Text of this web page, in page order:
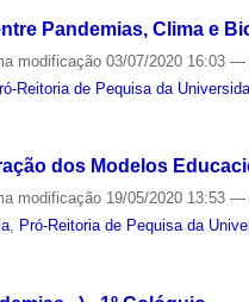
Pandemias, Clima e
modificação 03/07/2020 16:03—
Reitoria de Pequisa da
dos Modelos
modificação 19/05/2020 13:53—
, Pró-Reitoria de Pequisa da